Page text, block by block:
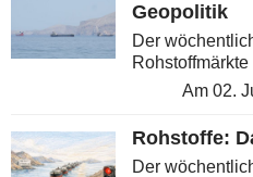
Geopolitik
Der
Entwicklungen
Am 02.
Rohstoffe:
Der